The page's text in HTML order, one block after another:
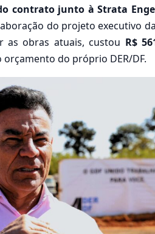
contrato junto à Strata
do projeto executivo da
as obras atuais, custou R$
do próprio DER/DF.